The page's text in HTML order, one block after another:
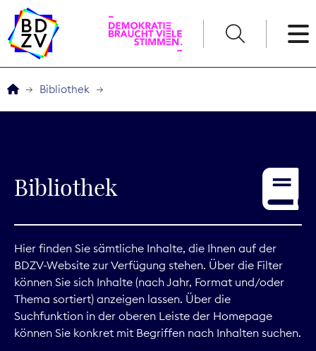
Service
Digitales
Kommunikation
Marktdaten
Bibliothek
Bibliothek
Hier finden Sie sämtliche Inhalte, die Ihnen auf der
BDZV-Website zur Verfügung stehen. Über die Filter
können Sie sich Inhalte (nach Jahr, Format und/oder
Thema sortiert) anzeigen lassen. Über die
Suchfunktion in der oberen Leiste der Homepage
können Sie konkret mit Begriffen nach Inhalten suchen.